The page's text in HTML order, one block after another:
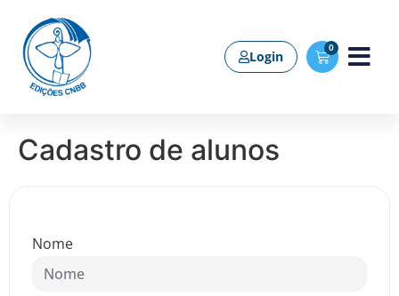
Login
0
Cadastro de alunos
Nome